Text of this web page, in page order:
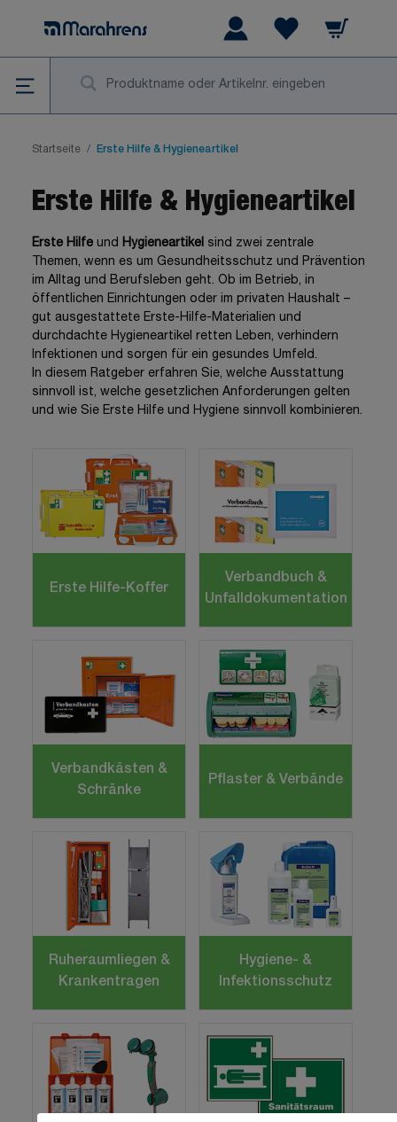
Warenkorb
Startseite / Erste Hilfe & Hygieneartikel
Erste Hilfe & Hygieneartikel
Erste Hilfe und Hygieneartikel sind zwei zentrale
Themen, wenn es um Gesundheitsschutz und Prävention
im Alltag und Berufsleben geht. Ob im Betrieb, in
öffentlichen Einrichtungen oder im privaten Haushalt –
gut ausgestattete Erste-Hilfe-Materialien und
durchdachte Hygieneartikel retten Leben, verhindern
Infektionen und sorgen für ein gesundes Umfeld.
In diesem Ratgeber erfahren Sie, welche Ausstattung
sinnvoll ist, welche gesetzlichen Anforderungen gelten
und wie Sie Erste Hilfe und Hygiene sinnvoll kombinieren.
Erste Hilfe-Koffer
Verbandbuch &
Unfalldokumentation
Verbandkästen &
Schränke
Pflaster & Verbände
Ruheraumliegen &
Krankentragen
Hygiene- &
Infektionsschutz